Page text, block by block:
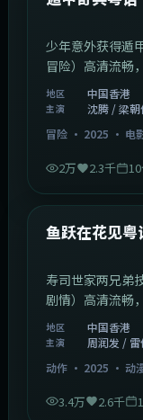
少年意外获得遁
冒险）高清流畅
地区 中国香港
主演
沈腾 / 梁
冒险· 2025 · 电
2万 2.3千
最新
鱼跃在花见
寿司世家两兄弟
剧情）高清流畅
地区 中国香港
主演
周润发 /
动作· 2025 · 动
3.4万 2.6千